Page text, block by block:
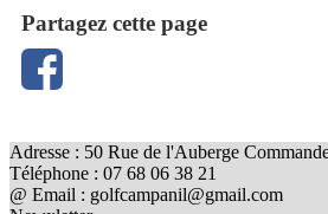
Partagez cette page
Adresse : 50 Rue de l'Auberge
Téléphone : 07 68 06 38 21
@ Email : golfcampanil@gmail.com